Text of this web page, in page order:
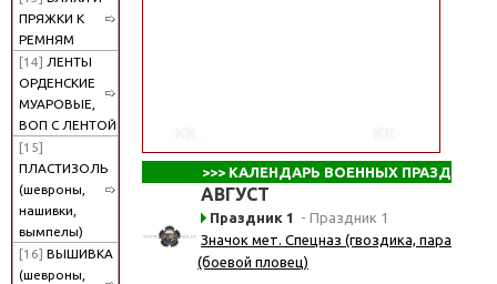
ПРЯЖКИ К
РЕМНЯМ
[14] ЛЕНТЫ
ОРДЕНСКИЕ
МУАРОВЫЕ,
ВОП С ЛЕНТОЙ
[15]
ПЛАСТИЗОЛЬ
(шевроны,
нашивки,
вымпелы)
[16] ВЫШИВКА
(шевроны,
>>> КАЛЕНДАРЬ ВОЕННЫХ
АВГУСТ
Праздник 1 - Праздник 1
Значок мет. Спецназ (гвоздика, парашют,
(боевой пловец)